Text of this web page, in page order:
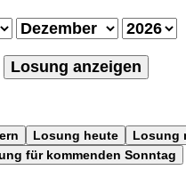
Losung anzeigen
Losung heute
Losung
für kommenden Sonntag